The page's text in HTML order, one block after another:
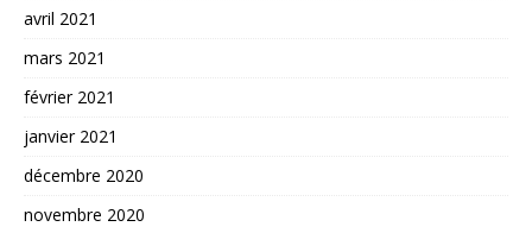
avril 2021
mars 2021
février 2021
janvier 2021
décembre 2020
novembre 2020